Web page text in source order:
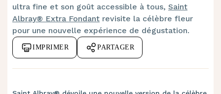
ultra fine et son goût accessible à tous, Saint
Albray® Extra Fondant revisite la célèbre fleur
pour une nouvelle expérience de dégustation.
IMPRIMER PARTAGER